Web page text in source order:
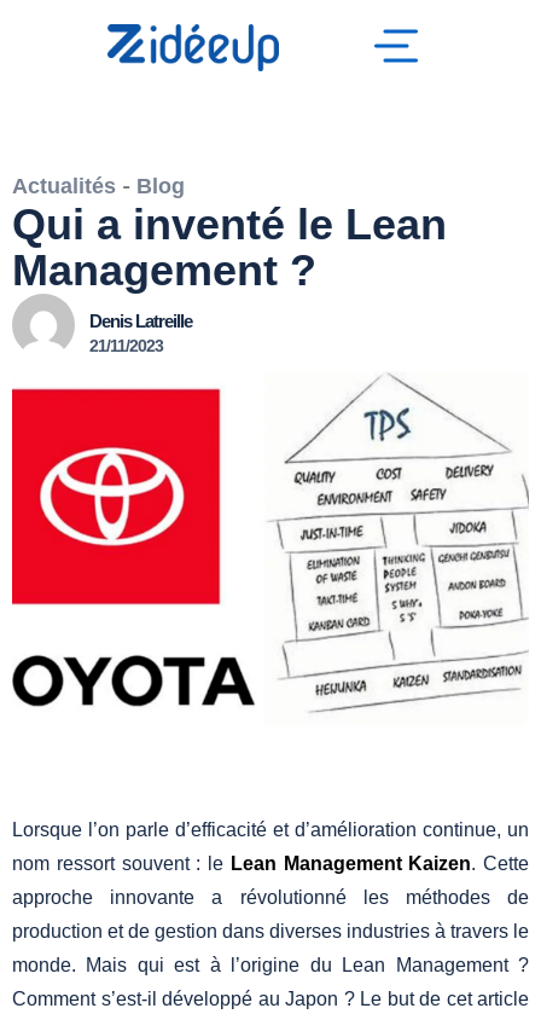
Actualités - Blog
Qui a inventé le Lean
Management ?
Denis Latreille
21/11/2023
Lorsque l’on parle d’efficacité et d’amélioration continue, un
nom ressort souvent : le Lean Management Kaizen. Cette
approche innovante a révolutionné les méthodes de
production et de gestion dans diverses industries à travers le
monde. Mais qui est à l’origine du Lean Management ?
Comment s’est-il développé au Japon ? Le but de cet article